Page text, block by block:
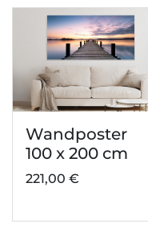
Wandposter
100 x 200 cm
221,00 €